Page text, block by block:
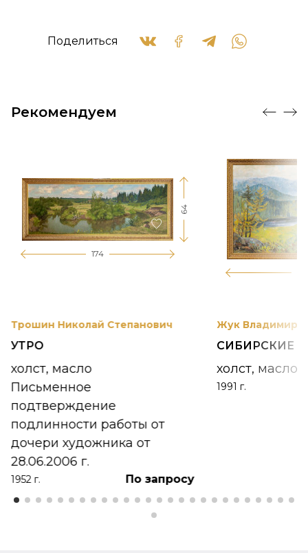
Поделиться
Рекомендуем
174
64
Трошин Николай Степанович
УТРО
холст, масло
Письменное
подтверждение
подлинности работы от
дочери художника от
28.06.2006 г.
1952 г. По запросу
Жук Владимир
СИБИРСКИЕ
холст, масло
1991 г.